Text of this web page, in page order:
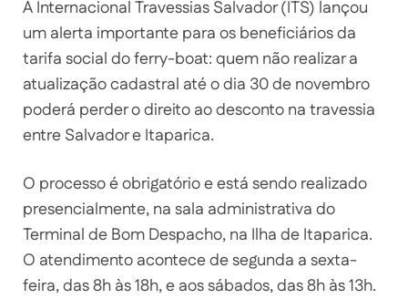
A Internacional Travessias Salvador (ITS) lançou
um alerta importante para os beneficiários da
tarifa social do ferry-boat: quem não realizar a
atualização cadastral até o dia 30 de novembro
poderá perder o direito ao desconto na travessia
entre Salvador e Itaparica.
O processo é obrigatório e está sendo realizado
presencialmente, na sala administrativa do
Terminal de Bom Despacho, na Ilha de Itaparica.
O atendimento acontece de segunda a sexta-
feira, das 8h às 18h, e aos sábados, das 8h às 13h.